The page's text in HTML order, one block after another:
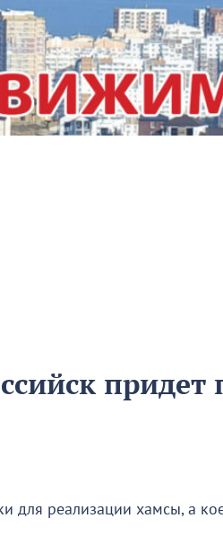
придет
для реализации хамсы, а